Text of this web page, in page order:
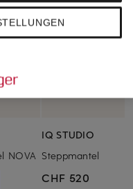
NOVA
IQ STUDIO
Steppmantel
CHF 520